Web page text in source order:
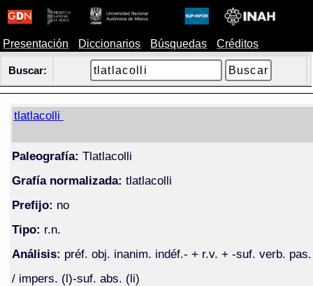
Presentación Diccionarios Búsquedas Créditos
Buscar:
tlatlacolli
Paleografía: Tlatlacolli
Grafía normalizada: tlatlacolli
Prefijo: no
Tipo: r.n.
Análisis: préf. obj. inanim. indéf.- + r.v. + -suf. verb. pas.
/ impers. (l)-suf. abs. (li)